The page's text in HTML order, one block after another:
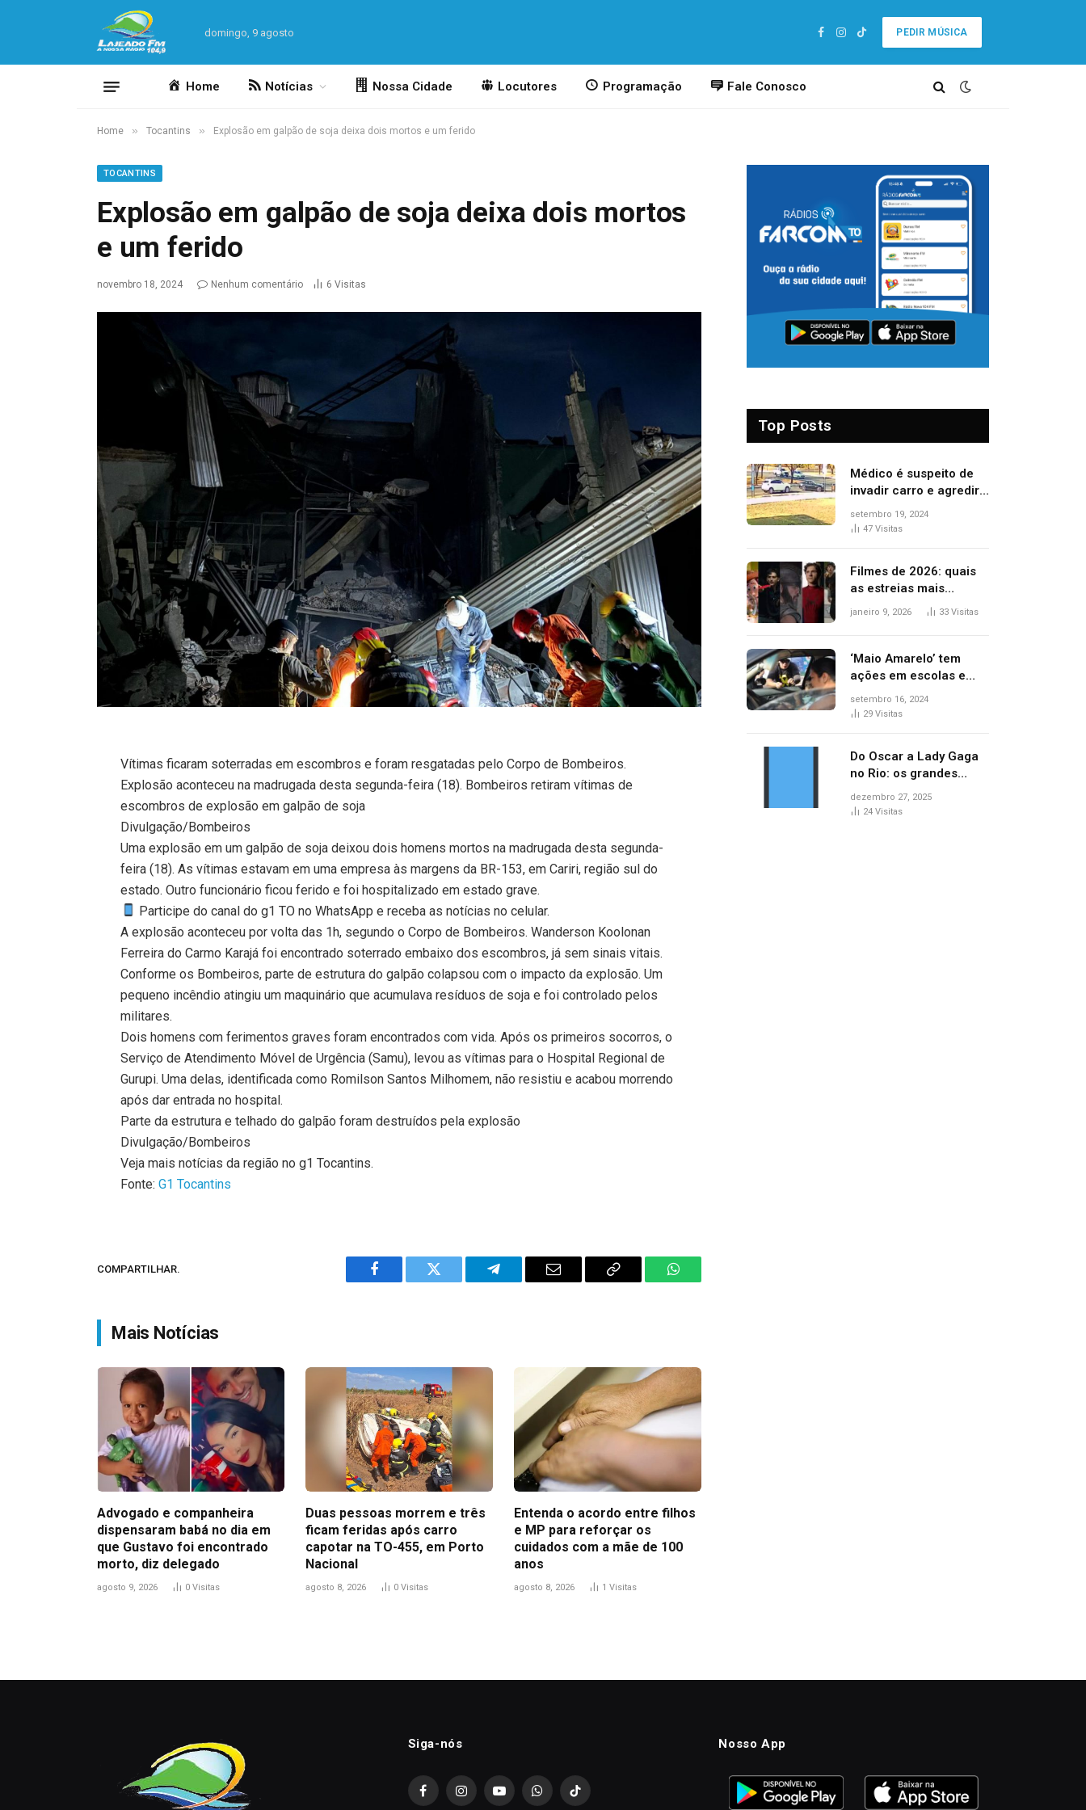
domingo, 9 agosto
Facebook
Instagram
TikTok
PEDIR MÚSICA
Home Notícias Nossa Cidade Locutores Programação Fale Conosco
Home » Tocantins » Explosão em galpão de soja deixa dois mortos e um ferido
TOCANTINS
Explosão em galpão de soja deixa dois mortos
e um ferido
novembro 18, 2024 Nenhum comentário 6 Visitas
Vítimas ficaram soterradas em escombros e foram resgatadas pelo Corpo de Bombeiros.
Explosão aconteceu na madrugada desta segunda-feira (18). Bombeiros retiram vítimas de
escombros de explosão em galpão de soja
Divulgação/Bombeiros
Uma explosão em um galpão de soja deixou dois homens mortos na madrugada desta segunda-
feira (18). As vítimas estavam em uma empresa às margens da BR-153, em Cariri, região sul do
estado. Outro funcionário ficou ferido e foi hospitalizado em estado grave.
Participe do canal do g1 TO no WhatsApp e receba as notícias no celular.
A explosão aconteceu por volta das 1h, segundo o Corpo de Bombeiros. Wanderson Koolonan
Ferreira do Carmo Karajá foi encontrado soterrado embaixo dos escombros, já sem sinais vitais.
Conforme os Bombeiros, parte de estrutura do galpão colapsou com o impacto da explosão. Um
pequeno incêndio atingiu um maquinário que acumulava resíduos de soja e foi controlado pelos
militares.
Dois homens com ferimentos graves foram encontrados com vida. Após os primeiros socorros, o
Serviço de Atendimento Móvel de Urgência (Samu), levou as vítimas para o Hospital Regional de
Gurupi. Uma delas, identificada como Romilson Santos Milhomem, não resistiu e acabou morrendo
após dar entrada no hospital.
Parte da estrutura e telhado do galpão foram destruídos pela explosão
Divulgação/Bombeiros
Veja mais notícias da região no g1 Tocantins.
Fonte:G1 Tocantins
COMPARTILHAR.
Facebook Twitter Telegram Email
Copy
WhatsApp
Mais Notícias
Advogado e companheira
dispensaram babá no dia em
que Gustavo foi encontrado
morto, diz delegado
agosto 9, 2026 0 Visitas
Duas pessoas morrem e três
ficam feridas após carro
capotar na TO-455, em Porto
Nacional
agosto 8, 2026 0 Visitas
Entenda o acordo entre filhos
e MP para reforçar os
cuidados com a mãe de 100
anos
agosto 8, 2026 1 Visitas
Top Posts
Médico é suspeito de
invadir carro e agredir
delegado aposentado
durante confusão no
setembro 19, 2024
47 Visitas
Filmes de 2026: quais
as estreias mais
aguardadas do ano?
janeiro 9, 2026 33 Visitas
‘Maio Amarelo’ tem
ações em escolas e
ruas para prevenir
acidentes no trânsito
setembro 16, 2024
29 Visitas
Do Oscar a Lady Gaga
no Rio: os grandes
marcos da cultura em
2025
dezembro 27, 2025
24 Visitas
Siga-nós
FacebookInstagramYouTubeWhatsAppTikTok
Nosso App